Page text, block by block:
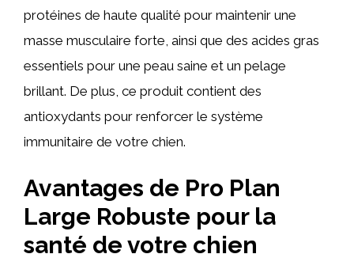
protéines de haute qualité pour maintenir une
masse musculaire forte, ainsi que des acides gras
essentiels pour une peau saine et un pelage
brillant. De plus, ce produit contient des
antioxydants pour renforcer le système
immunitaire de votre chien.
Avantages de Pro Plan
Large Robuste pour la
santé de votre chien